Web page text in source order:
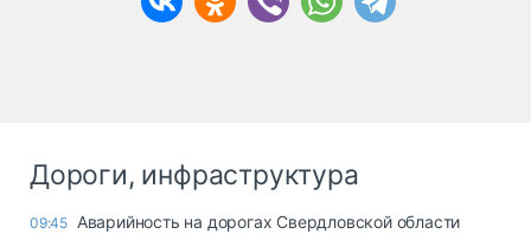
Дороги, инфраструктура
09:45 Аварийность на дорогах Свердловской области